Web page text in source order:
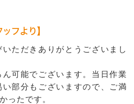
フより】
ただきありがとうございまし
可能でございます。当日作業
部分もございますので、ご満
ったです。